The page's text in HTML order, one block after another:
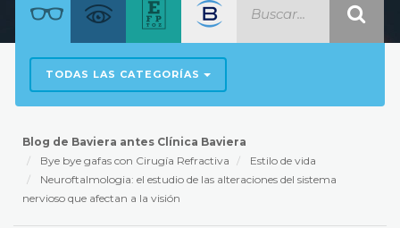
TODAS LAS CATEGORÍAS
Blog de Baviera antes Clínica Baviera
Bye bye gafas con Cirugía Refractiva
Estilo de vida
Neuroftalmologia: el estudio de las alteraciones del sistema
nervioso que afectan a la visión